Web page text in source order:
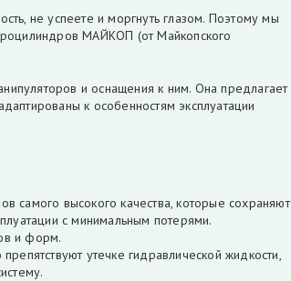
не успеете и моргнуть глазом. Поэтому мы
МАЙКОП (от Майкопского
и оснащения к ним. Она предлагает
к особенностям эксплуатации
самого высокого качества, которые сохраняют
с минимальным потерями.
и форм.
утечке гидравлической жидкости,